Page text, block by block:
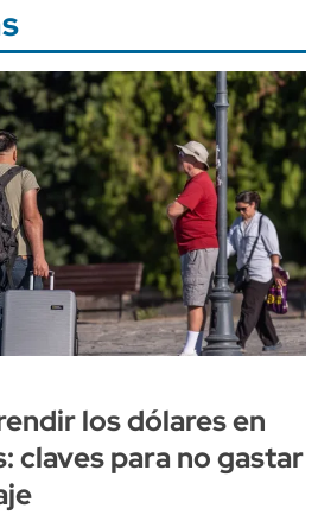
los dólares en
claves para no gastar